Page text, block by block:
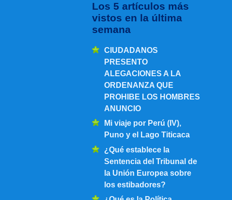
Los 5 artículos más
vistos en la última
semana
CIUDADANOS
PRESENTO
ALEGACIONES A LA
ORDENANZA QUE
PROHIBE LOS HOMBRES
ANUNCIO
Mi viaje por Perú (IV),
Puno y el Lago Titicaca
¿Qué establece la
Sentencia del Tribunal de
la Unión Europea sobre
los estibadores?